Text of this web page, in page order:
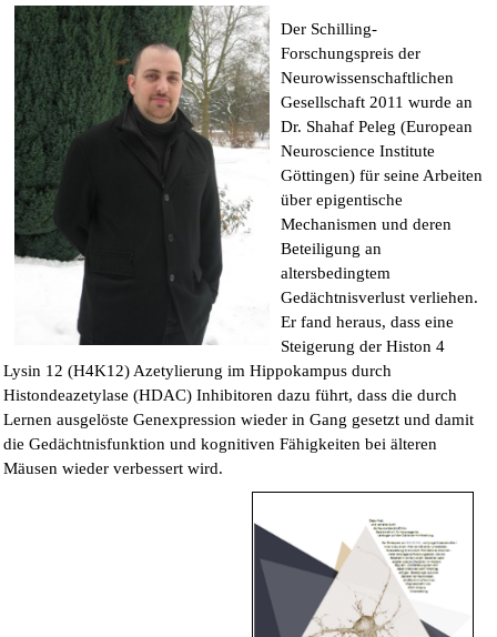
Der Schilling-
Forschungspreis der
Neurowissenschaftlichen
Gesellschaft 2011 wurde an
Dr. Shahaf Peleg (European
Neuroscience Institute
Göttingen) für seine Arbeiten
über epigentische
Mechanismen und deren
Beteiligung an
altersbedingtem
Gedächtnisverlust verliehen.
Er fand heraus, dass eine
Steigerung der Histon 4
Lysin 12 (H4K12) Azetylierung im Hippokampus durch
Histondeazetylase (HDAC) Inhibitoren dazu führt, dass die durch
Lernen ausgelöste Genexpression wieder in Gang gesetzt und damit
die Gedächtnisfunktion und kognitiven Fähigkeiten bei älteren
Mäusen wieder verbessert wird.